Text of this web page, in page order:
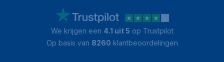
We krijgen een 4.1 uit 5 op Trustpilot
Op basis van 8260 klantbeoordelingen